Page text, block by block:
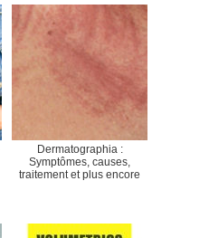
Dermatographia :
Symptômes, causes,
traitement et plus encore